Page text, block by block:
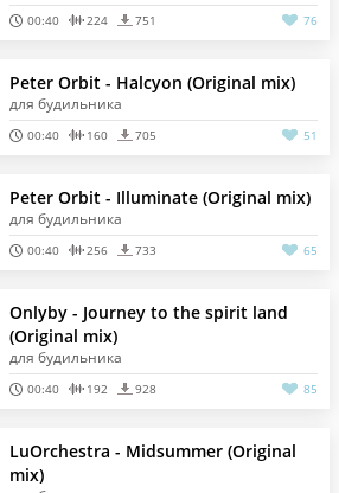
00:40 224 751 76
Peter Orbit - Halcyon (Original mix)
для будильника
00:40 160 705 51
Peter Orbit - Illuminate (Original mix)
для будильника
00:40 256 733 65
Onlyby - Journey to the spirit land
(Original mix)
для будильника
00:40 192 928 85
LuOrchestra - Midsummer (Original
mix)